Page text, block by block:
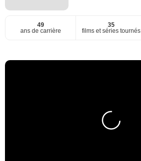
49
ans de carrière
35
films et séries tournés